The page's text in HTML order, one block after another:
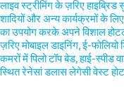
लाइव स्ट्रीमिंग के ज़रिए
शादियों और अन्य कार्यक्रमों के
का उपयोग करके अपने विशाल
ज़रिए मोबाइल डाइनिंग, ई-
कमरों में पिलो टॉप बेड, हाई-स्पीड
स्थित रेनेसां डलास लेगेसी वेस्ट